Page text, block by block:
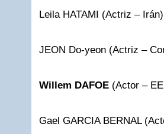
Leila HATAMI (Actriz –
JEON Do-yeon (Actriz –
Willem DAFOE (Actor –
Gael GARCIA BERNAL